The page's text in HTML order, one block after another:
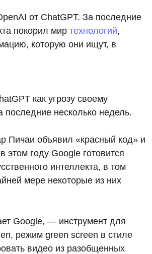
от ChatGPT. За последние
покорил мир технологий,
которую они ищут, в
как угрозу своему
последние несколько недель.
Пичаи объявил «красный код» и
году Google готовится
интеллекта, в том
мере некоторые из них
Google, — инструмент для
режим green screen в стиле
видео из разобщенных